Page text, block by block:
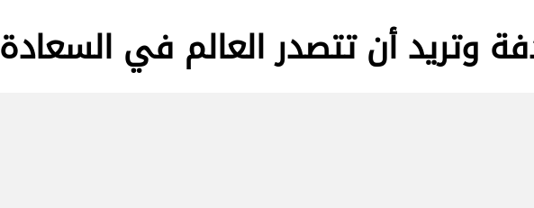
وتريد أن تتصدر العالم في السعادة